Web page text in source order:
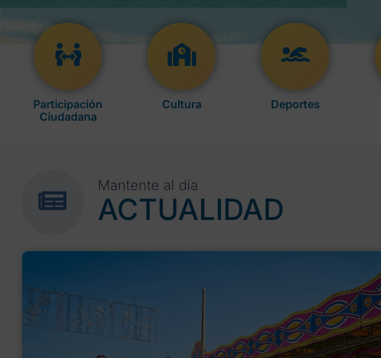
Participación
Ciudadana
Cultura Deportes
Mantente al día
ACTUALIDAD